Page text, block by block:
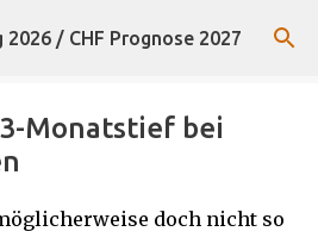
Hauptbereich
/ CHF Prognose 2027
Monatstief bei
doch nicht so